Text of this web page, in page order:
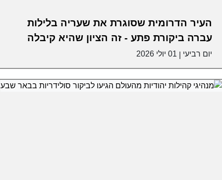
העיר הדרומית שסוגרת את שעריה בלילות
עברה ביקורת פתע - זה הציון שהיא קיבלה
יום רביעי 01 יולי 2026